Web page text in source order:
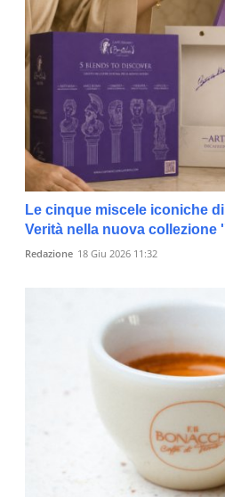
Le cinque miscele iconiche
Verità nella nuova collezione
Redazione 18 Giu 2026 11:32